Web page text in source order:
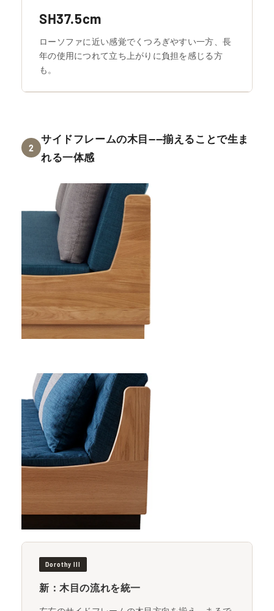
SH37.5cm
ローソファに近い感覚でくつろぎやすい一方、長
年の使用につれて立ち上がりに負担を感じる方
も。
2
サイドフレームの木目——揃えることで生ま
れる一体感
Dorothy III
新：木目の流れを統一